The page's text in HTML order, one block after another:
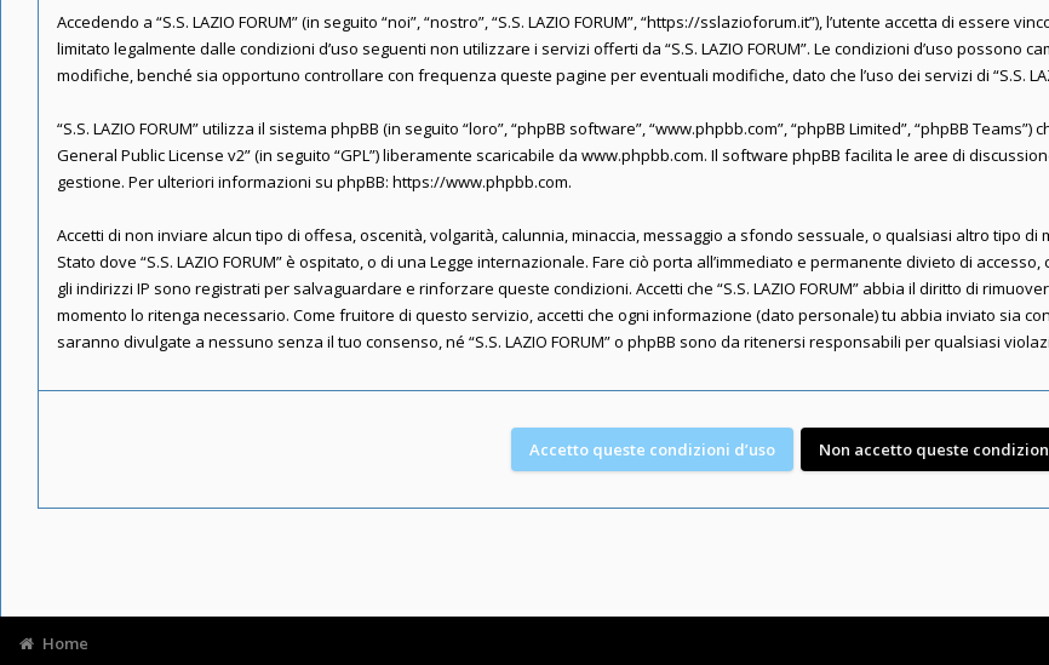
Accedendo a “S.S. LAZIO FORUM” (in seguito “noi”, “nostro”, “S.S. LAZIO FORUM”, “https://sslazioforum.it”), l’utente accetta di
limitato legalmente dalle condizioni d’uso seguenti non utilizzare i servizi offerti da “S.S. LAZIO FORUM”. Le condizioni d’uso
modifiche, benché sia opportuno controllare con frequenza queste pagine per eventuali modifiche, dato che l’uso dei servizi di “S.S.
“S.S. LAZIO FORUM” utilizza il sistema phpBB (in seguito “loro”, “phpBB software”, “www.phpbb.com”, “phpBB Limited”, “phpBB
General Public License v2” (in seguito “GPL”) liberamente scaricabile da www.phpbb.com. Il software phpBB facilita le aree di
gestione. Per ulteriori informazioni su phpBB: https://www.phpbb.com.
Accetti di non inviare alcun tipo di offesa, oscenità, volgarità, calunnia, minaccia, messaggio a sfondo sessuale, o qualsiasi altro tipo
Stato dove “S.S. LAZIO FORUM” è ospitato, o di una Legge internazionale. Fare ciò porta all’immediato e permanente divieto di
gli indirizzi IP sono registrati per salvaguardare e rinforzare queste condizioni. Accetti che “S.S. LAZIO FORUM” abbia il diritto di
momento lo ritenga necessario. Come fruitore di questo servizio, accetti che ogni informazione (dato personale) tu abbia inviato sia
saranno divulgate a nessuno senza il tuo consenso, né “S.S. LAZIO FORUM” o phpBB sono da ritenersi responsabili per qualsiasi
Home